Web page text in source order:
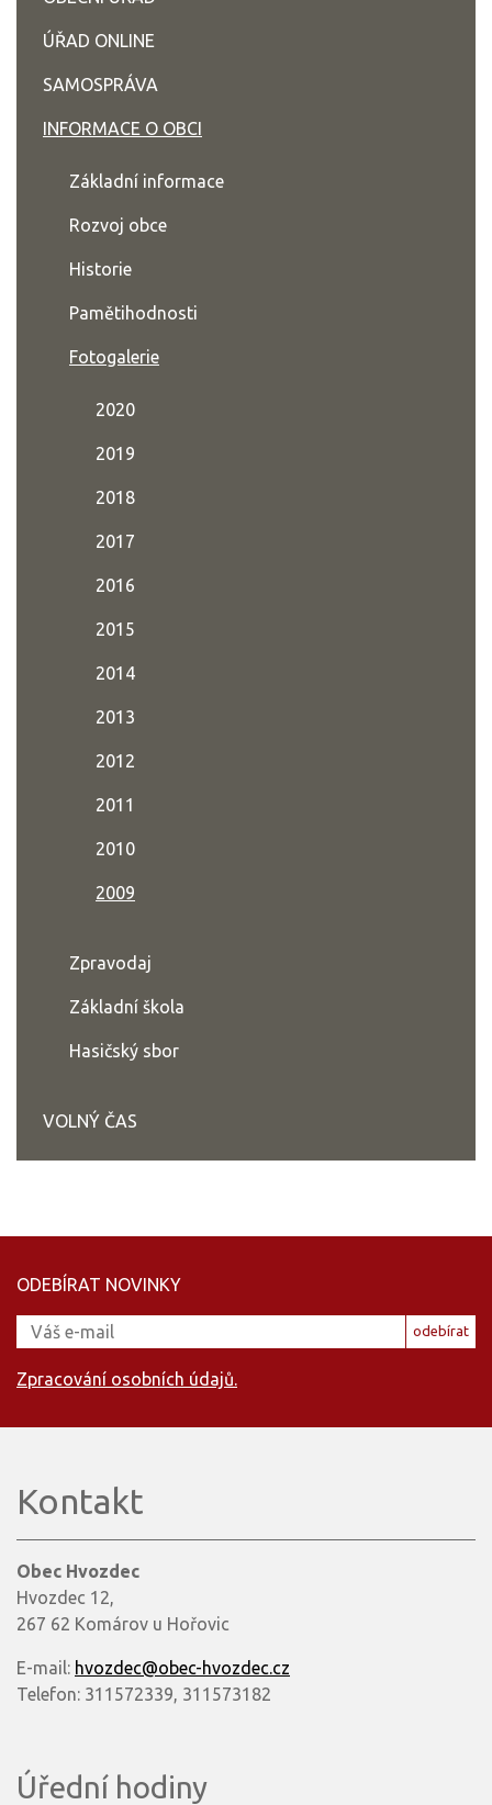
ÚŘAD ONLINE
SAMOSPRÁVA
INFORMACE O OBCI
Základní informace
Rozvoj obce
Historie
Pamětihodnosti
Fotogalerie
2020
2019
2018
2017
2016
2015
2014
2013
2012
2011
2010
2009
Zpravodaj
Základní škola
Hasičský sbor
VOLNÝ ČAS
ODEBÍRAT NOVINKY
odebírat
Zpracování osobních údajů.
Kontakt
Obec Hvozdec
Hvozdec 12,
267 62 Komárov u Hořovic
E-mail: hvozdec@obec-hvozdec.cz
Telefon: 311572339, 311573182
Úřední hodiny